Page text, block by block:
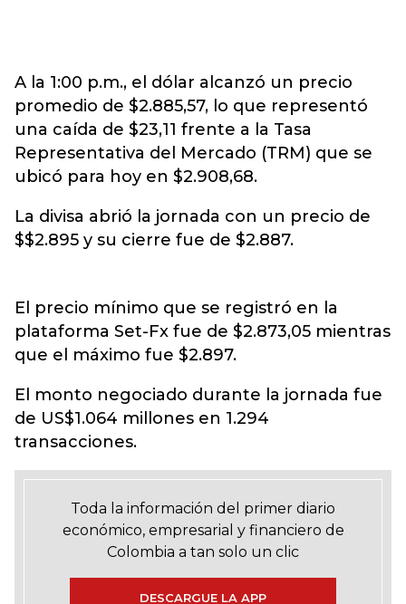
A la 1:00 p.m., el dólar alcanzó un precio
promedio de $2.885,57, lo que representó
una caída de $23,11 frente a la Tasa
Representativa del Mercado (TRM) que se
ubicó para hoy en $2.908,68.
La divisa abrió la jornada con un precio de
$$2.895 y su cierre fue de $2.887.
El precio mínimo que se registró en la
plataforma Set-Fx fue de $2.873,05 mientras
que el máximo fue $2.897.
El monto negociado durante la jornada fue
de US$1.064 millones en 1.294
transacciones.
Toda la información del primer diario
económico, empresarial y financiero de
Colombia a tan solo un clic
DESCARGUE LA APP